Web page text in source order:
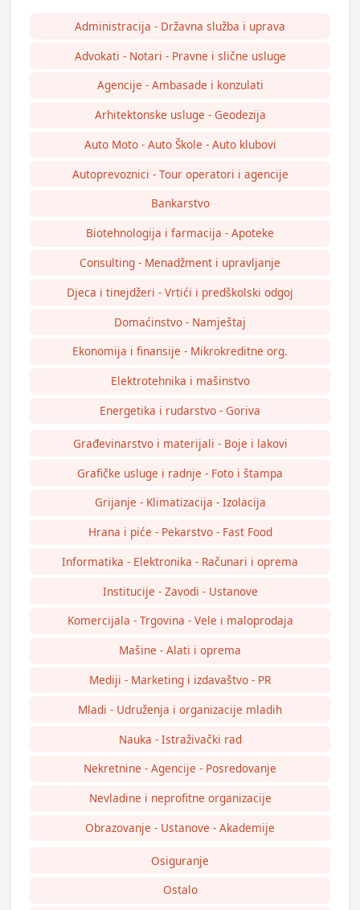
Administracija - Državna služba i uprava
Advokati - Notari - Pravne i slične usluge
Agencije - Ambasade i konzulati
Arhitektonske usluge - Geodezija
Auto Moto - Auto Škole - Auto klubovi
Autoprevoznici - Tour operatori i agencije
Bankarstvo
Biotehnologija i farmacija - Apoteke
Consulting - Menadžment i upravljanje
Djeca i tinejdžeri - Vrtići i predškolski odgoj
Domaćinstvo - Namještaj
Ekonomija i finansije - Mikrokreditne org.
Elektrotehnika i mašinstvo
Energetika i rudarstvo - Goriva
Građevinarstvo i materijali - Boje i lakovi
Grafičke usluge i radnje - Foto i štampa
Grijanje - Klimatizacija - Izolacija
Hrana i piće - Pekarstvo - Fast Food
Informatika - Elektronika - Računari i oprema
Institucije - Zavodi - Ustanove
Komercijala - Trgovina - Vele i maloprodaja
Mašine - Alati i oprema
Mediji - Marketing i izdavaštvo - PR
Mladi - Udruženja i organizacije mladih
Nauka - Istraživački rad
Nekretnine - Agencije - Posredovanje
Nevladine i neprofitne organizacije
Obrazovanje - Ustanove - Akademije
Osiguranje
Ostalo